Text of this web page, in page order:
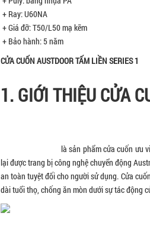
+ Ray: U60NA
+ Giá đỡ: T50/L50 mạ kẽm
+ Bảo hành: 5 năm
CỬA CUỐN AUSTDOOR TẤM LIỀN SERIES 1
1. GIỚI THIỆU CỬA
là sản phẩm cửa cuốn ưu
lại được trang bị công nghệ chuyển động
an toàn tuyệt đối cho người sử dụng. Cửa
dài tuổi thọ, chống ăn mòn dưới sự tác động